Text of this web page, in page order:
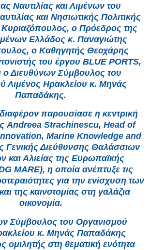
Ναυτιλίας και Λιμένων του
και Νησιωτικής Πολιτικής
ο Πρόεδρος της
Ελλάδος κ. Παναγιώτης
ο Καθηγητής Θεοχάρης
του έργου BLUE PORTS,
ο Διευθύνων Σύμβουλος του
Λιμένος Ηρακλείου κ. Μηνάς
Παπαδάκης.
παρουσίασε η κεντρική
Andreea Strachinescu, Head of
Marine Knowledge and
Γενικής Διεύθυνσης Θαλάσσιων
και Αλιείας της Ευρωπαϊκής
MARE), η οποία ανέπτυξε τις
για την ενίσχυση των
της καινοτομίας στη γαλάζια
οικονομία.
Σύμβουλος του Οργανισμού
κ. Μηνάς Παπαδάκης
ομιλητής στη θεματική ενότητα